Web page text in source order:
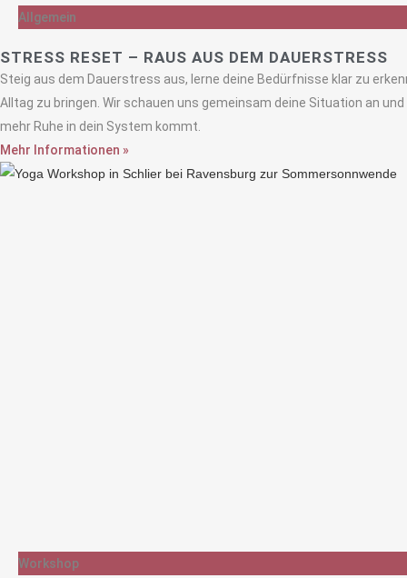
Allgemein
STRESS RESET – RAUS AUS DEM DAUERSTRESS
Steig aus dem Dauerstress aus, lerne deine Bedürfnisse klar zu
Alltag zu bringen. Wir schauen uns gemeinsam deine Situation an
mehr Ruhe in dein System kommt.
Mehr Informationen »
Workshop